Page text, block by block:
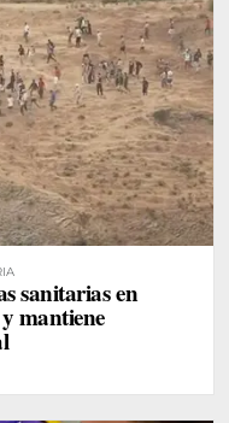
sanitarias en
mantiene